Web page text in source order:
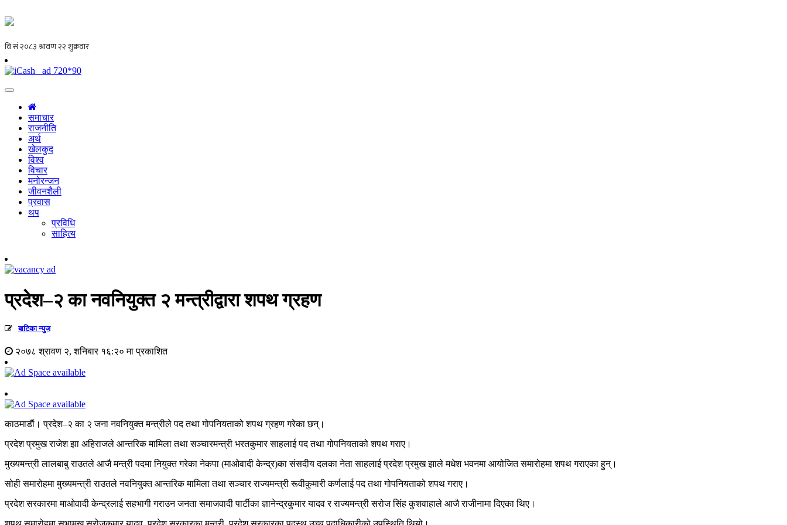
समाचार
राजनीति
अर्थ
खेलकुद
विश्व
विचार
मनोरन्जन
जीवनशैली
प्रवास
थप
प्रविधि
साहित्य
प्रदेश–२ का नवनियुक्त २ मन्त्रीद्वारा शपथ ग्रहण
बाटिका न्युज
२०७८ श्रावण २, शनिबार १६:२० मा प्रकाशित
काठमाडाैं। प्रदेश–२ का २ जना नवनियुक्त मन्त्रीले पद तथा गोपनियताको शपथ ग्रहण गरेका छन्।
प्रदेश प्रमुख राजेश झा अहिराजले आन्तरिक मामिला तथा सञ्चारमन्त्री भरतकुमार साहलाई पद तथा गोपनियताको शपथ गराए।
मुख्यमन्त्री लालबाबु राउतले आजै मन्त्री पदमा नियुक्त गरेका नेकपा (माओवादी केन्द्र)का संसदीय दलका नेता साहलाई प्रदेश प्रमुख झाले मधेश भवनमा आयोजित समारोहमा शपथ गराएका हुन्।
सोही समारोहमा मुख्यमन्त्री राउतले नवनियुक्त आन्तरिक मामिला तथा सञ्चार राज्यमन्त्री रूवीकुमारी कर्णलाई पद तथा गोपनियताको शपथ गराए।
प्रदेश सरकारमा माओवादी केन्द्रलाई सहभागी गराउन जनता समाजवादी पार्टीका ज्ञानेन्द्रकुमार यादव र राज्यमन्त्री सरोज सिंह कुशवाहाले आजै राजीनामा दिएका थिए।